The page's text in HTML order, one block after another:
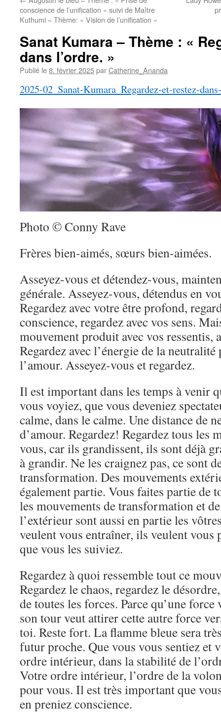
conscience de l’unification » suivi de Maître
Kuthumi – Thème: « Vision de l’unification »
Sanat Kumara – Thème : «
dans l’ordre. »
Publié le8. février 2025parCatherine_Ananda
2025-02_Sanat-Kumara_Regardez-et-restez-
Photo © Conny Rave
Frères bien-aimés, sœurs bien-aimées.
Asseyez-vous et détendez-vous,
générale. Asseyez-vous, détendus en
Regardez avec votre être profond,
conscience, regardez avec vos sens.
mouvement produit avec vos ressentis,
Regardez avec l’énergie de la neutralité
l’amour. Asseyez-vous et regardez.
Il est important dans les temps à venir
vous voyiez, que vous deveniez
calme, dans le calme. Une distance de
d’amour. Regardez! Regardez tous les
vous, car ils grandissent, ils sont déjà
à grandir. Ne les craignez pas, ce sont
transformation. Des mouvements
également partie. Vous faites partie de
les mouvements de transformation et
l’extérieur sont aussi en partie les
veulent vous entraîner, ils veulent vous
que vous les suiviez.
Regardez à quoi ressemble tout ce
Regardez le chaos, regardez le
de toutes les forces. Parce qu’une
son tour veut attirer cette autre force
toi. Reste fort. La flamme bleue sera
futur proche. Que vous vous sentiez et
ordre intérieur, dans la stabilité de
Votre ordre intérieur, l’ordre de la
pour vous. Il est très important que
en preniez conscience.